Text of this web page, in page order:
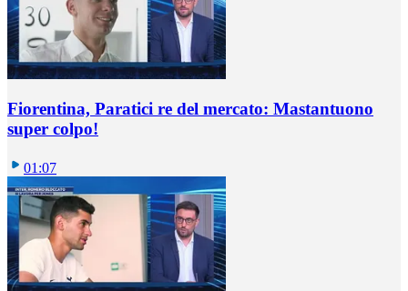
Fiorentina, Paratici re del mercato: Mastantuono
super colpo!
01:07